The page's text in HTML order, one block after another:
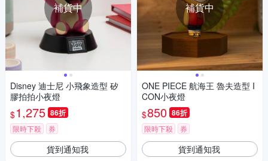
補貨中
Disney 迪士尼 小飛象造型 矽
膠拍拍小夜燈
$1,275 86折
限時下殺 券
貨到通知我
補貨中
ONE PIECE 航海王 魯夫造型 I
CON小夜燈
$850 86折
限時下殺 券
貨到通知我